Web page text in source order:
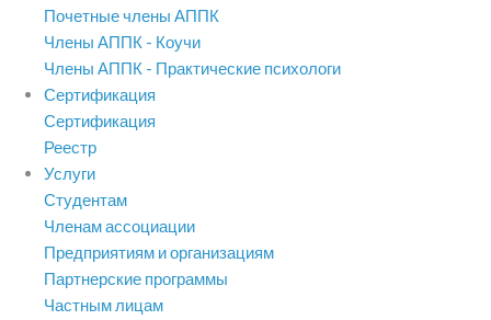
Почетные члены АППК
Члены АППК - Коучи
Члены АППК - Практические психологи
Сертификация
Сертификация
Реестр
Услуги
Студентам
Членам ассоциации
Предприятиям и организациям
Партнерские программы
Частным лицам